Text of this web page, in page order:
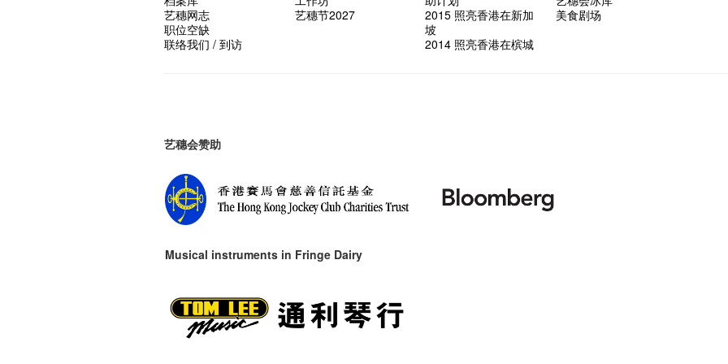
艺穗网志
职位空缺
联络我们 / 到访
艺穗节2027
2015 照亮香港在新加
坡
2014 照亮香港在槟城
美食剧场
艺穗会赞助
Musical instruments in Fringe Dairy